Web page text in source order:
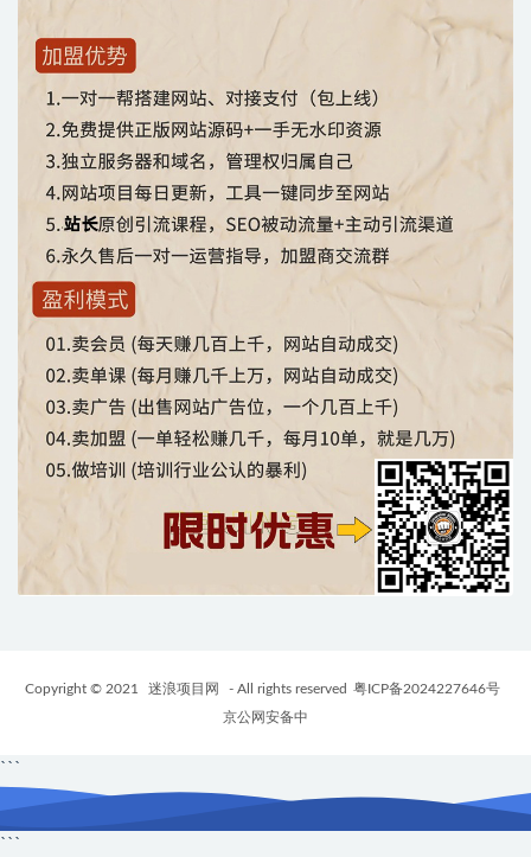
Copyright © 2021 迷浪项目网 - All rights reserved 粤ICP备2024227646号
京公网安备中
```
```